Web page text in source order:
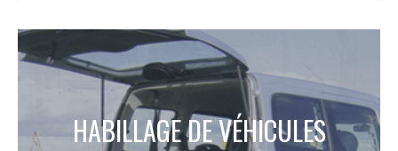
HABILLAGE DE VÉHICULES